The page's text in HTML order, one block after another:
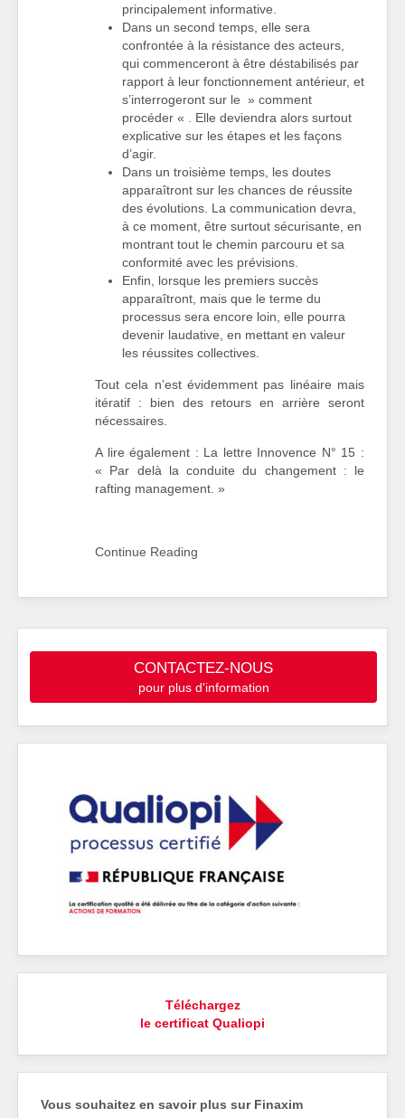
principalement informative.
Dans un second temps, elle sera
confrontée à la résistance des acteurs,
qui commenceront à être déstabilisés par
rapport à leur fonctionnement antérieur, et
s’interrogeront sur le » comment
procéder « . Elle deviendra alors surtout
explicative sur les étapes et les façons
d’agir.
Dans un troisième temps, les doutes
apparaîtront sur les chances de réussite
des évolutions. La communication devra,
à ce moment, être surtout sécurisante, en
montrant tout le chemin parcouru et sa
conformité avec les prévisions.
Enfin, lorsque les premiers succès
apparaîtront, mais que le terme du
processus sera encore loin, elle pourra
devenir laudative, en mettant en valeur
les réussites collectives.
Tout cela n’est évidemment pas linéaire mais
itératif : bien des retours en arrière seront
nécessaires.
A lire également : La lettre Innovence N° 15 :
« Par delà la conduite du changement : le
rafting management. »
Continue Reading
CONTACTEZ-NOUS
pour plus d'information
Téléchargez
le certificat Qualiopi
Vous souhaitez en savoir plus sur Finaxim